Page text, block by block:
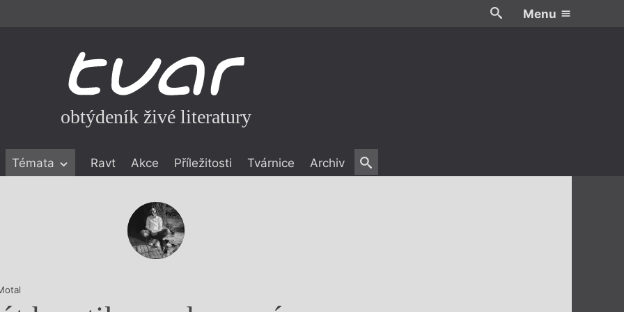
Menu
obtýdeník živé literatury
Témata Ravt Akce Příležitosti Tvárnice Archiv